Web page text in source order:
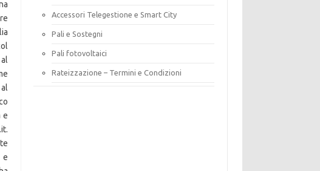
Accessori Telegestione e Smart City
Pali e Sostegni
Pali fotovoltaici
Rateizzazione – Termini e Condizioni